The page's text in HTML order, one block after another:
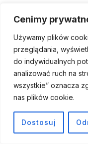
Cenimy
Używamy plików
przeglądania,
do indywidualnych
analizować ruch na
wszystkie” oznacza
nas plików cookie.
Dostosuj
Inspiro